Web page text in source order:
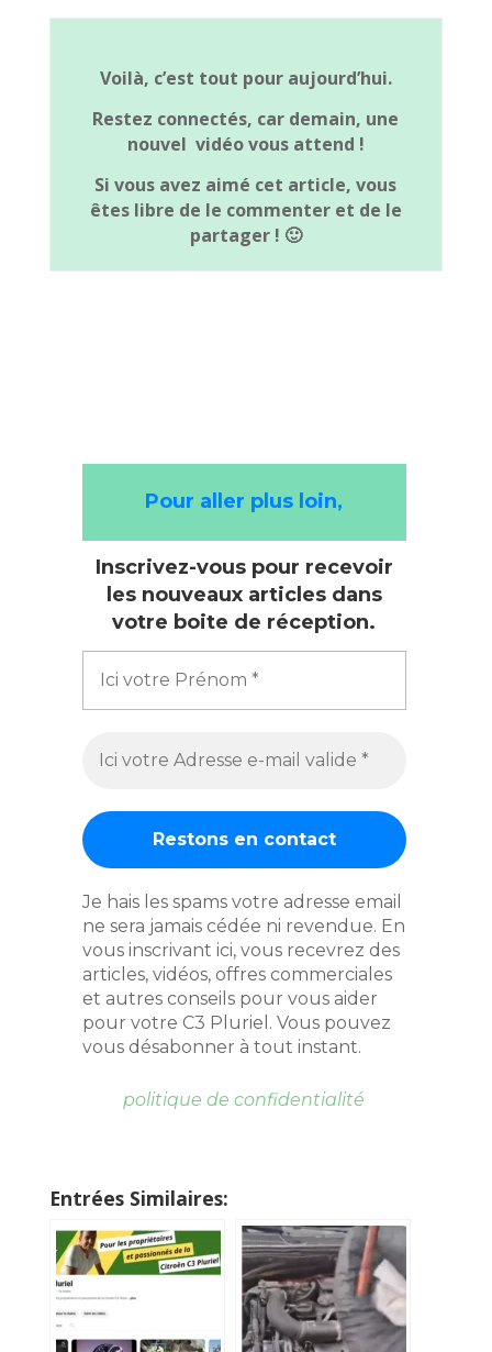
Voilà, c’est tout pour aujourd’hui.
Restez connectés, car demain, une
nouvel vidéo vous attend !
Si vous avez aimé cet article, vous
êtes libre de le commenter et de le
partager ! 🙂
Pour aller plus loin,
Inscrivez-vous pour recevoir
les nouveaux articles dans
votre boite de réception.
Je hais les spams votre adresse email
ne sera jamais cédée ni revendue. En
vous inscrivant ici, vous recevrez des
articles, vidéos, offres commerciales
et autres conseils pour vous aider
pour votre C3 Pluriel. Vous pouvez
vous désabonner à tout instant.
politique de confidentialité
Entrées Similaires: